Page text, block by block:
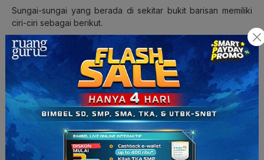
Sungai-sungai yang berada di sekitar bukit barisan memiliki
ciri-ciri sebagai berikut.
memiliki dasar sungai berbentuk “U”
berpola aliran rektangular
kecepatan aliran rendah
arah erosi ke dasar sungai
Pilihlah pernyataan yang benar…
1, 2, dan 3 benar
1 dan 3 benar
2 dan 4 benar
4 saja yang benar